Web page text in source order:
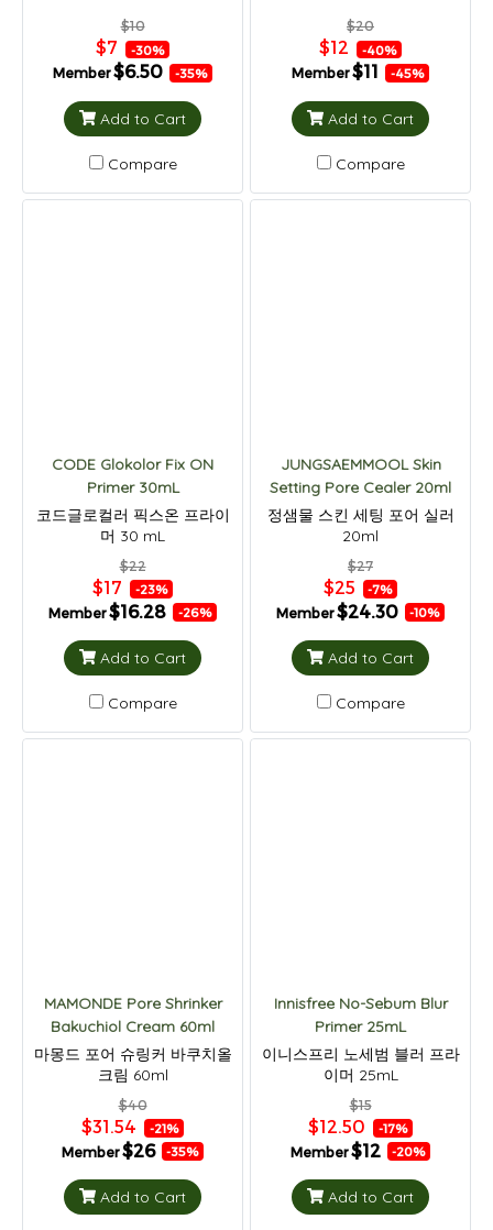
$10
$7 -30%
Member$6.50 -35%
Add to Cart
Compare
$20
$12 -40%
Member$11 -45%
Add to Cart
Compare
CODE Glokolor Fix ON
Primer 30mL
코드글로컬러 픽스온 프라이
머 30 mL
$22
$17 -23%
Member$16.28 -26%
Add to Cart
Compare
JUNGSAEMMOOL Skin
Setting Pore Cealer 20ml
정샘물 스킨 세팅 포어 실러
20ml
$27
$25 -7%
Member$24.30 -10%
Add to Cart
Compare
MAMONDE Pore Shrinker
Bakuchiol Cream 60ml
마몽드 포어 슈링커 바쿠치올
크림 60ml
$40
$31.54 -21%
Member$26 -35%
Add to Cart
Innisfree No-Sebum Blur
Primer 25mL
이니스프리 노세범 블러 프라
이머 25mL
$15
$12.50 -17%
Member$12 -20%
Add to Cart